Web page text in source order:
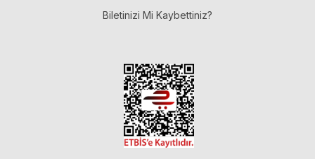
Biletinizi Mi Kaybettiniz?